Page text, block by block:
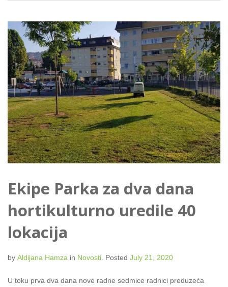
Ekipe Parka za dva dana
hortikulturno uredile 40
lokacija
by Aldijana Hamza in Novosti Posted July 21, 2020
U toku prva dva dana nove radne sedmice radnici preduzeća